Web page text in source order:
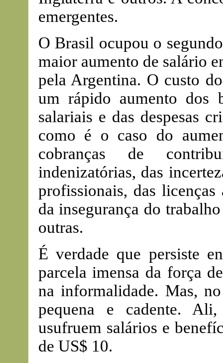
emergentes.
O Brasil ocupou o
maior aumento de salário
pela Argentina. O custo
um rápido aumento dos
salariais e das despesas
como é o caso do
cobranças de
indenizatórias, das
profissionais, das
da insegurança do
outras.
É verdade que persiste
parcela imensa da força
na informalidade. Mas,
pequena e cadente. Ali,
usufruem salários e
de US$ 10.